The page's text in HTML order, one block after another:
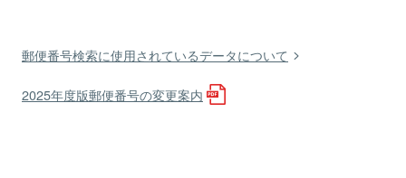
郵便番号検索に使用されているデータについて
2025年度版郵便番号の変更案内